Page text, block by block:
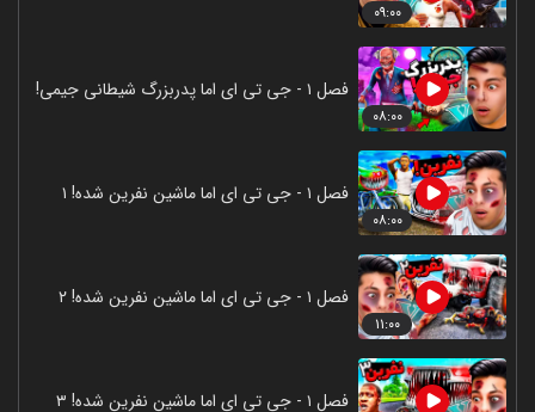
۰۹:۰۰
۰۸:۰۰
فصل ۱ - جی تی ای اما پدربزرگ شیطانی جیمی!
۰۸:۰۰
فصل ۱ - جی تی ای اما ماشین نفرین شده! ۱
۱۱:۰۰
فصل ۱ - جی تی ای اما ماشین نفرین شده! ۲
فصل ۱ - جی تی ای اما ماشین نفرین شده! ۳